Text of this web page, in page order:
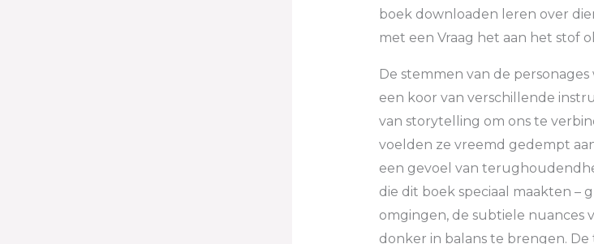
boek downloaden leren over
met een Vraag het aan het stof
De stemmen van de
een koor van verschillende
van storytelling om ons te
voelden ze vreemd gedempt
een gevoel van
die dit boek speciaal maakten –
omgingen, de subtiele nuances
donker in balans te brengen.